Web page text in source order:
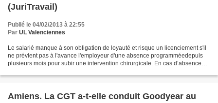
(JuriTravail)
Publié le 04/02/2013 à 22:55
Par UL Valenciennes
Le salarié manque à son obligation de loyauté et risque un licenciement s'il
ne prévient pas à l'avance l'employeur d'une absence programméedepuis
plusieurs mois pour subir une intervention chirurgicale. En cas d’absence
Amiens. La CGT a-t-elle conduit Goodyear au